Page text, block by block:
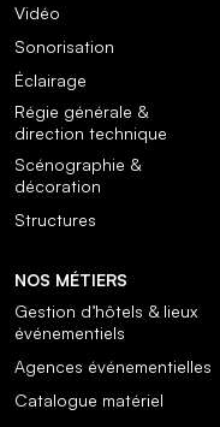
Vidéo
Sonorisation
Éclairage
Régie générale &
direction technique
Scénographie &
décoration
Structures
NOS MÉTIERS
Gestion d’hôtels & lieux
événementiels
Agences événementielles
Catalogue matériel